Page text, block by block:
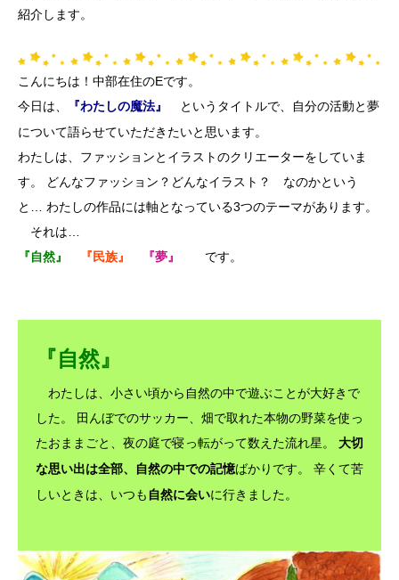
紹介します。
こんにちは！中部在住のEです。
今日は、
『わたしの魔法』
というタイトルで、自分の活動と夢
について語らせていただきたいと思います。
わたしは、ファッションとイラストのクリエーターをしていま
す。 どんなファッション？どんなイラスト？ なのかという
と… わたしの作品には軸となっている3つのテーマがあります。
それは…
『自然』 『民族』 『夢』 です。
『自然』
わたしは、小さい頃から自然の中で遊ぶことが大好きで
した。 田んぼでのサッカー、畑で取れた本物の野菜を使っ
たおままごと、夜の庭で寝っ転がって数えた流れ星。 大切
な思い出は全部、自然の中での記憶ばかりです。 辛くて苦
しいときは、いつも 自然に会いに行きました。